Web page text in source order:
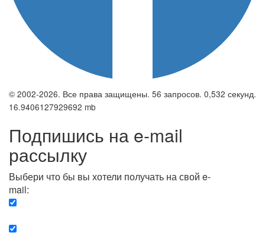
© 2002-2026. Все права защищены. 56 запросов. 0,532 секунд.
16.9406127929692 mb
Подпишись на e-mail
рассылку
Выбери что бы вы хотели получать на свой e-
mail: